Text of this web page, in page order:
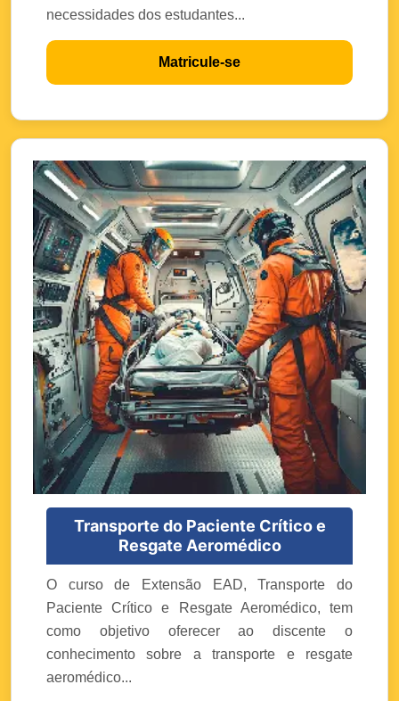
necessidades dos estudantes...
Matricule-se
Transporte do Paciente Crítico e
Resgate Aeromédico
O curso de Extensão EAD, Transporte do
Paciente Crítico e Resgate Aeromédico, tem
como objetivo oferecer ao discente o
conhecimento sobre a transporte e resgate
aeromédico...